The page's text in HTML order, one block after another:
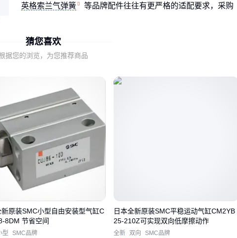
英格索兰气弹簧
等品牌配件往往有更严格的适配要求，采购
二、选型时容易被忽略的关键因素
应性。在振动较大的设备上，过快的响应速度反而可能影响稳
密封性能直接影响使用寿命。潮湿或多尘环境中，要特别关注
支撑杆的防尘防水设计。
安装空间往往被低估。在更换现有支撑杆时，务必测量清楚可
用空间，避免采购后无法安装。
三、如何根据实际需求选择气缸支撑杆？
选择气缸支撑杆时，首先要明确应用场景和负载需求。不同场
景对支撑杆的性能要求差异明显：
轻型家具（如柜门、梳妆台）需要静音缓冲和频繁开合，适
猜您喜欢
据您的浏览，为您推荐商品
新原装SMC小型自由安装型气缸C
8DM 节省空间
型 SMC品牌
日本全新原装SMC平稳运动气缸CM2YB
25-210Z可实现双向低摩擦动作
全新 双向 SMC品牌